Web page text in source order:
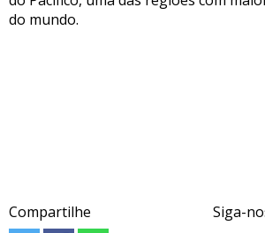
do mundo.
Compartilhe Siga-